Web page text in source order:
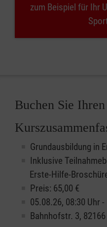
zum Beispiel für Ihr
Buchen Sie
Grundausbildung in
Inklusive
Erste-Hilfe-
Preis: 65,00 €
05.08.26, 08:30 Uhr -
Bahnhofstr. 3,